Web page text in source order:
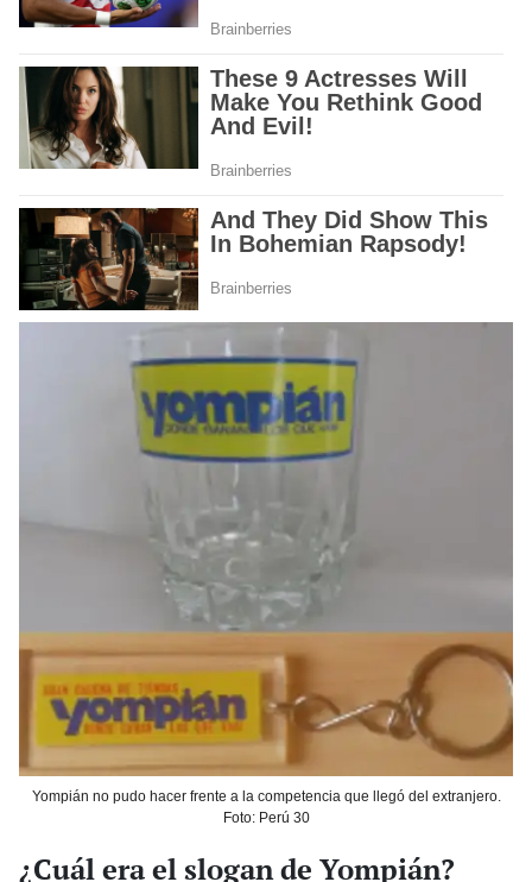
Yompián no pudo hacer frente a la competencia que llegó del extranjero.
Foto: Perú 30
¿Cuál era el slogan de Yompián?